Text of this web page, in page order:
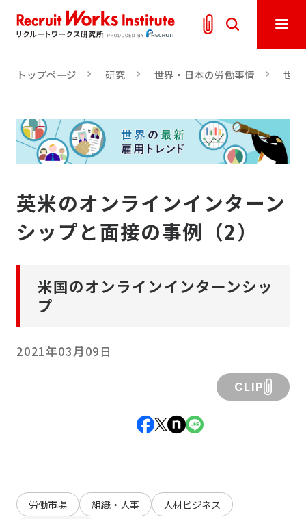
トップページ 研究 世界・日本の労働事情 世
英米のオンラインインターン
シップと面接の事例（2）
米国のオンラインインターンシッ
プ
2021年03月09日
CLIP
労働市場 組織・人事
人材ビジネス